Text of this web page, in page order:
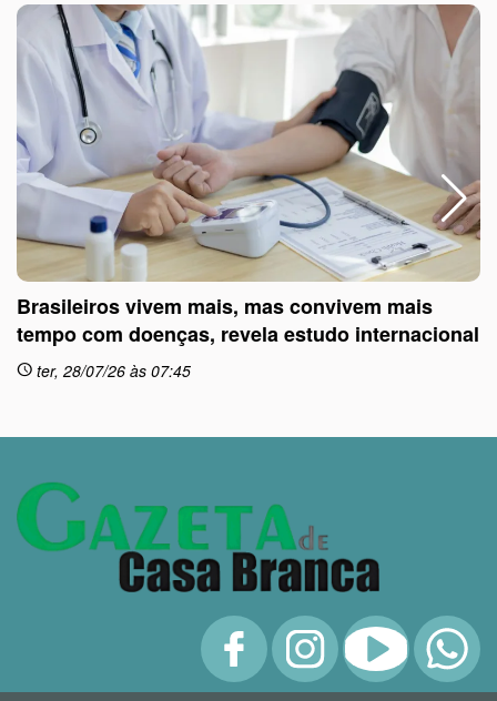
Brasileiros vivem mais, mas convivem mais
tempo com doenças, revela estudo internacional
schedule ter, 28/07/26 às 07:45